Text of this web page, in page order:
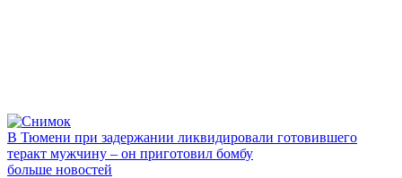
В Тюмени при задержании ликвидировали готовившего
теракт мужчину – он приготовил бомбу
больше новостей